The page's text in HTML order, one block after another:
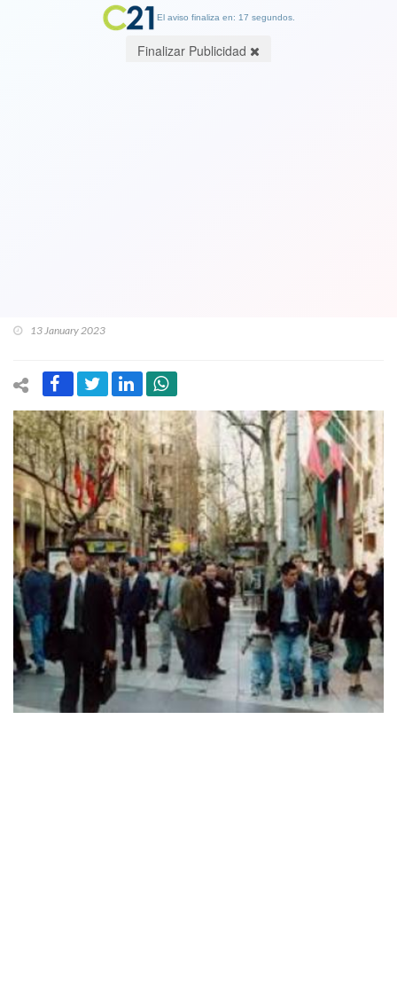
13 January 2023
El aviso finaliza en: 17 segundos.
Finalizar Publicidad